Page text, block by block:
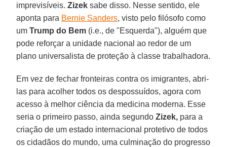
imprevisíveis.Zizek sabe disso. Nesse sentido, ele
aponta para Bernie Sanders, visto pelo filósofo como
umTrump do Bem (i.e., de "Esquerda"), alguém que
pode reforçar a unidade nacional ao redor de um
plano universalista de proteção à classe trabalhadora.
Em vez de fechar fronteiras contra os imigrantes, abri-
las para acolher todos os despossuídos, agora com
acesso à melhor ciência da medicina moderna. Esse
seria o primeiro passo, ainda segundoZizek, para a
criação de um estado internacional protetivo de todos
os cidadãos do mundo, uma culminação do progresso